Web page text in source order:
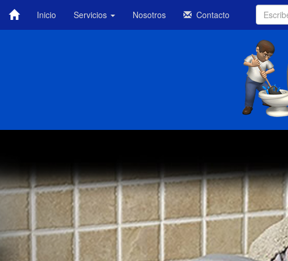
Inicio Servicios Nosotros Contacto